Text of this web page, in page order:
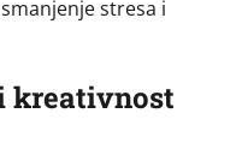
stresa i
kreativnost